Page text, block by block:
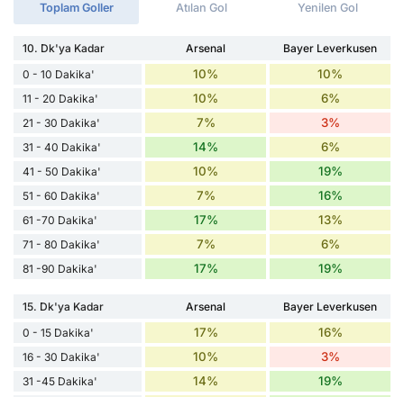
Toplam Goller Atılan Gol Yenilen Gol
10. Dk'ya Kadar Arsenal
Bayer Leverkusen
0 - 10 Dakika'
10% 10%
11 - 20 Dakika' 10% 6%
21 - 30 Dakika' 7% 3%
31 - 40 Dakika' 14% 6%
41 - 50 Dakika' 10% 19%
51 - 60 Dakika' 7% 16%
61 -70 Dakika' 17% 13%
71 - 80 Dakika' 7% 6%
81 -90 Dakika' 17% 19%
15. Dk'ya Kadar Arsenal
Bayer Leverkusen
0 - 15 Dakika'
17% 16%
16 - 30 Dakika' 10% 3%
31 -45 Dakika' 14% 19%